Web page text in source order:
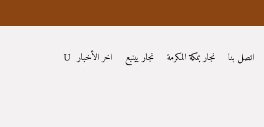
اتصل بنا نجار بمكة المكرمة نجار بينبع اخر الأخبار